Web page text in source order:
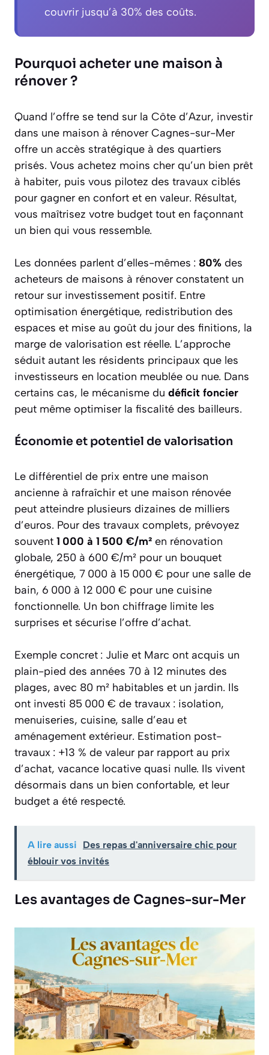
couvrir jusqu’à 30% des coûts.
Pourquoi acheter une maison à
rénover ?
Quand l’offre se tend sur la Côte d’Azur, investir
dans une maison à rénover Cagnes-sur-Mer
offre un accès stratégique à des quartiers
prisés. Vous achetez moins cher qu’un bien prêt
à habiter, puis vous pilotez des travaux ciblés
pour gagner en confort et en valeur. Résultat,
vous maîtrisez votre budget tout en façonnant
un bien qui vous ressemble.
Les données parlent d’elles-mêmes : 80% des
acheteurs de maisons à rénover constatent un
retour sur investissement positif. Entre
optimisation énergétique, redistribution des
espaces et mise au goût du jour des finitions, la
marge de valorisation est réelle. L’approche
séduit autant les résidents principaux que les
investisseurs en location meublée ou nue. Dans
certains cas, le mécanisme du déficit foncier
peut même optimiser la fiscalité des bailleurs.
Économie et potentiel de valorisation
Le différentiel de prix entre une maison
ancienne à rafraîchir et une maison rénovée
peut atteindre plusieurs dizaines de milliers
d’euros. Pour des travaux complets, prévoyez
souvent 1 000 à 1 500 €/m² en rénovation
globale, 250 à 600 €/m² pour un bouquet
énergétique, 7 000 à 15 000 € pour une salle de
bain, 6 000 à 12 000 € pour une cuisine
fonctionnelle. Un bon chiffrage limite les
surprises et sécurise l’offre d’achat.
Exemple concret : Julie et Marc ont acquis un
plain-pied des années 70 à 12 minutes des
plages, avec 80 m² habitables et un jardin. Ils
ont investi 85 000 € de travaux : isolation,
menuiseries, cuisine, salle d’eau et
aménagement extérieur. Estimation post-
travaux : +13 % de valeur par rapport au prix
d’achat, vacance locative quasi nulle. Ils vivent
désormais dans un bien confortable, et leur
budget a été respecté.
A lire aussi
Des repas d'anniversaire chic pour
éblouir vos invités
Les avantages de Cagnes-sur-Mer